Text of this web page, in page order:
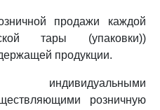
продажи каждой
тары (упаковки))
продукции.
розничную